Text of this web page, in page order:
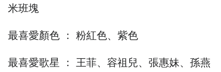
米班塊
最喜愛顏色 ： 粉紅色、紫色
最喜愛歌星 ： 王菲、容祖兒、張惠妹、孫燕